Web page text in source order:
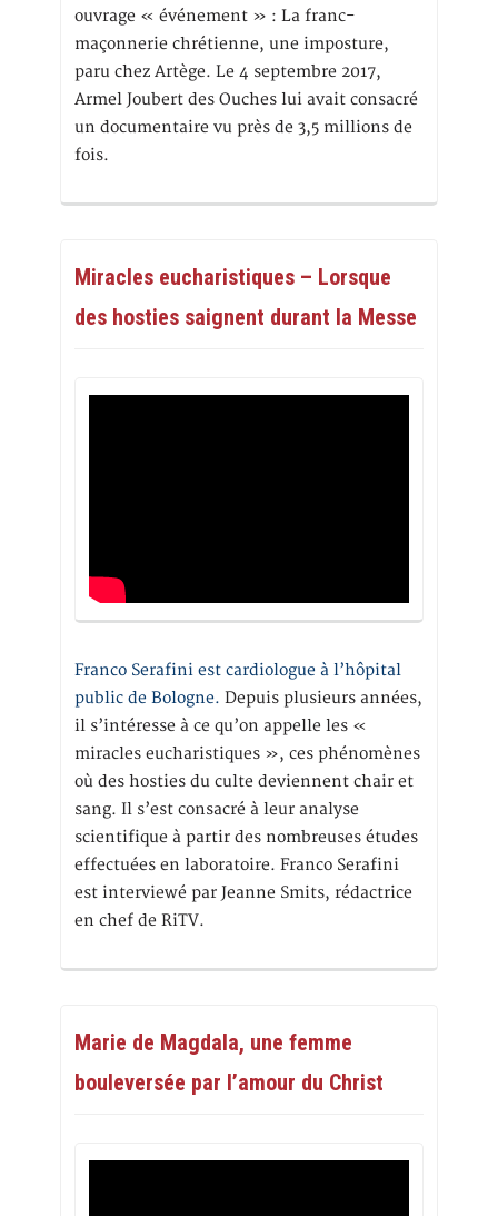
ouvrage « événement » : La franc-
maçonnerie chrétienne, une imposture,
paru chez Artège. Le 4 septembre 2017,
Armel Joubert des Ouches lui avait consacré
un documentaire vu près de 3,5 millions de
fois.
Miracles eucharistiques – Lorsque
des hosties saignent durant la Messe
Franco Serafini est cardiologue à l’hôpital
public de Bologne. Depuis plusieurs années,
il s’intéresse à ce qu’on appelle les «
miracles eucharistiques », ces phénomènes
où des hosties du culte deviennent chair et
sang. Il s’est consacré à leur analyse
scientifique à partir des nombreuses études
effectuées en laboratoire. Franco Serafini
est interviewé par Jeanne Smits, rédactrice
en chef de RiTV.
Marie de Magdala, une femme
bouleversée par l’amour du Christ